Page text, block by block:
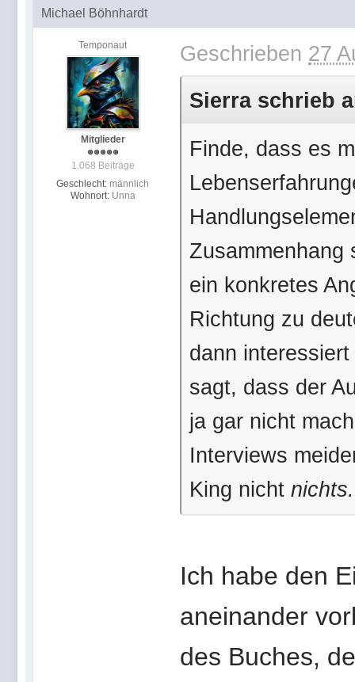
Michael Böhnhardt
Temponaut
Mitglieder
1.068 Beiträge
Geschlecht: männlich
Wohnort: Unna
Geschrieben 27
Sierra schrieb
Finde, dass es
Zusammenhang
ein konkretes
Richtung zu
dann
sagt, dass der
ja gar nicht
Interviews
King nicht
Ich habe den
aneinander
des Buches,